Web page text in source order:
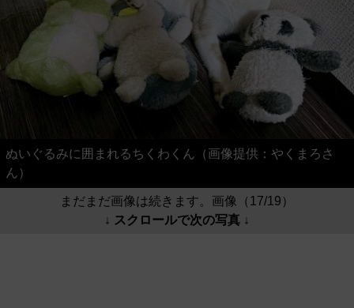
ぬいぐるみに囲まれるちくわくん（画像提供：やくまろさ
ん）
まだまだ画像は続きます。画像（17/19）
↓ スクロールで次の写真 ↓